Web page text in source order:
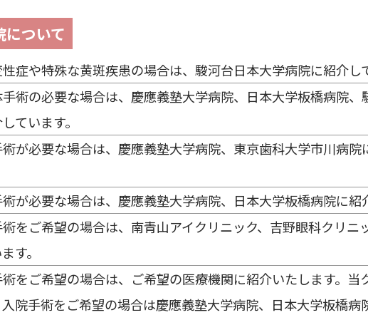
について
症や特殊な黄斑疾患の場合は、駿河台日本大学病院に紹介し
術の必要な場合は、慶應義塾大学病院、日本大学板橋病院、
ています。
が必要な場合は、慶應義塾大学病院、東京歯科大学市川病院
が必要な場合は、慶應義塾大学病院、日本大学板橋病院に紹
をご希望の場合は、南青山アイクリニック、吉野眼科クリニ
す。
をご希望の場合は、ご希望の医療機関に紹介いたします。当
院手術をご希望の場合は慶應義塾大学病院、日本大学板橋病